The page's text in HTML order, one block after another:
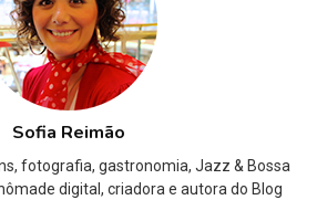
Sofia Reimão
fotografia, gastronomia, Jazz & Bossa
digital, criadora e autora do Blog